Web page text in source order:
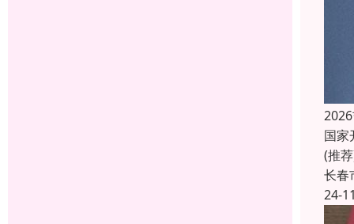
国家
(推
长春
24-